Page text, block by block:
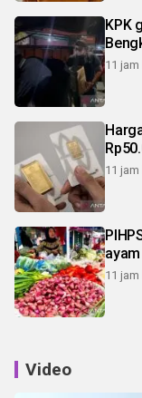
KPK
11 jam
11 jam
11 jam
Video